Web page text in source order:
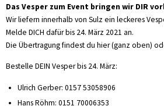
Das Vesper zum Event bringen wir DIR
Wir liefern innerhalb von Sulz ein leckeres
Melde DICH dafür bis 24. März 2021 an.
Die Übertragung findest du hier (ganz oben)
Bestelle DEIN Vesper bis 24. März:
Ulrich Gerber: 0157 53058906
Hans Röhm: 0151 70006353